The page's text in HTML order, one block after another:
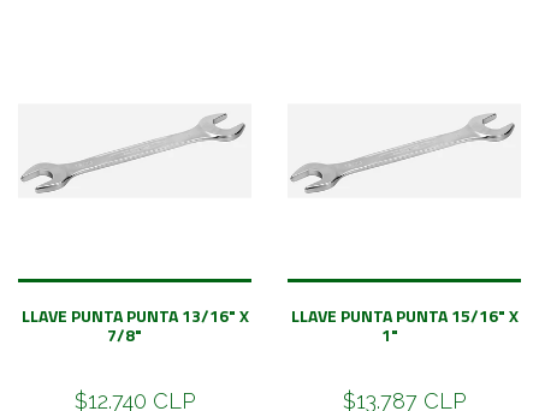
LLAVE PUNTA PUNTA 13/16" X
7/8"
$12.740 CLP
LLAVE PUNTA PUNTA 15/16" X
1"
$13.787 CLP